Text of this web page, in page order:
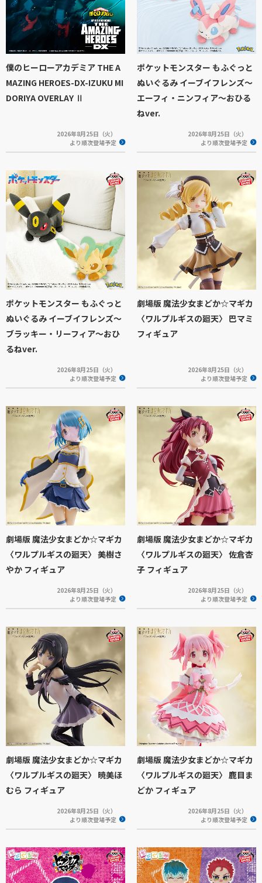
僕のヒーローアカデミア THE A
MAZING HEROES-DX-IZUKU MI
DORIYA OVERLAY Ⅱ
2026年8月25日（火）
より順次登場予定
ポケットモンスター もふぐっと
ぬいぐるみ イーブイフレンズ～
エーフィ・ニンフィア～おひる
ねver.
2026年8月25日（火）
より順次登場予定
ポケットモンスター もふぐっと
ぬいぐるみ イーブイフレンズ～
ブラッキー・リーフィア～おひ
るねver.
2026年8月25日（火）
より順次登場予定
劇場版 魔法少女まどか☆マギカ
〈ワルプルギスの廻天〉 巴マミ
フィギュア
2026年8月25日（火）
より順次登場予定
劇場版 魔法少女まどか☆マギカ
〈ワルプルギスの廻天〉 美樹さ
やか フィギュア
2026年8月25日（火）
より順次登場予定
劇場版 魔法少女まどか☆マギカ
〈ワルプルギスの廻天〉 佐倉杏
子 フィギュア
2026年8月25日（火）
より順次登場予定
劇場版 魔法少女まどか☆マギカ
〈ワルプルギスの廻天〉 暁美ほ
むら フィギュア
2026年8月25日（火）
より順次登場予定
劇場版 魔法少女まどか☆マギカ
〈ワルプルギスの廻天〉 鹿目ま
どか フィギュア
2026年8月25日（火）
より順次登場予定